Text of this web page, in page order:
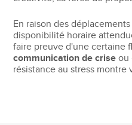
En raison des
disponibilité horaire
faire preuve d'une certaine
communication de crise ou
résistance au stress montre